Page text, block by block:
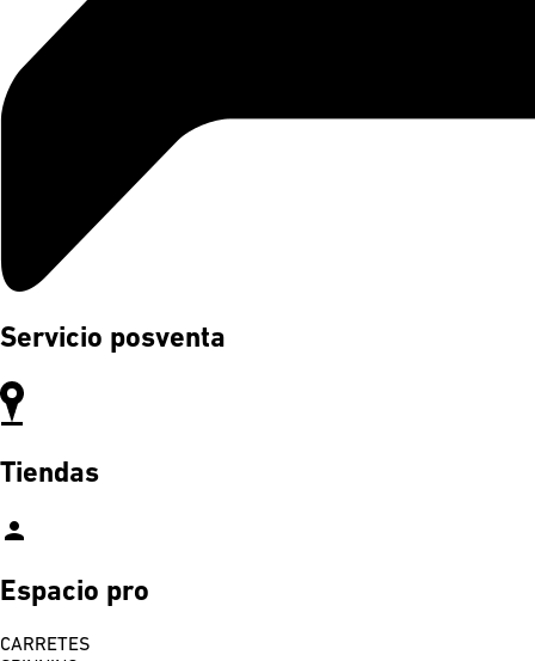
Servicio posventa
Tiendas
person
Espacio pro
CARRETES